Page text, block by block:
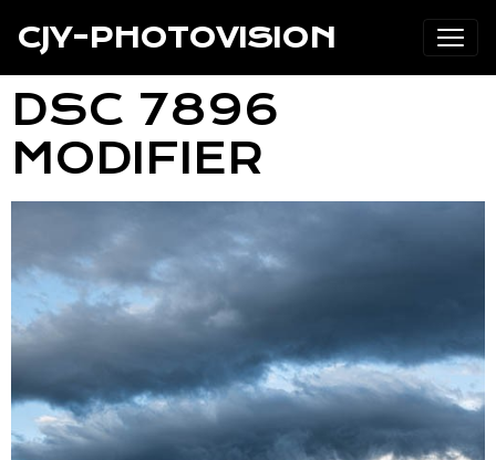
CJY-PHOTOVISION
DSC 7896
MODIFIER